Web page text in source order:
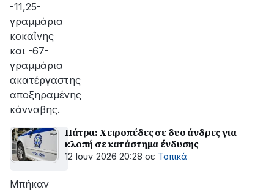
-11,25-
γραμμάρια
κοκαΐνης
και -67-
γραμμάρια
ακατέργαστης
αποξηραμένης
κάνναβης.
Πάτρα: Χειροπέδες σε δυο άνδρες για
κλοπή σε κατάστημα ένδυσης
12 Ιουν 2026 20:28 σε Τοπικά
Μπήκαν